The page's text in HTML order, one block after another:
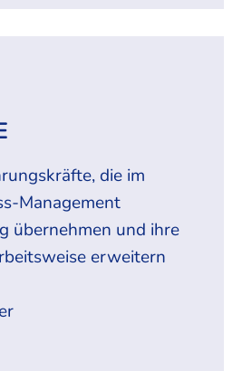
die im
Management
übernehmen und ihre
erweitern